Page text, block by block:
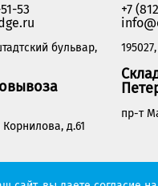
53
бульвар,
д.61
+7
пр-т